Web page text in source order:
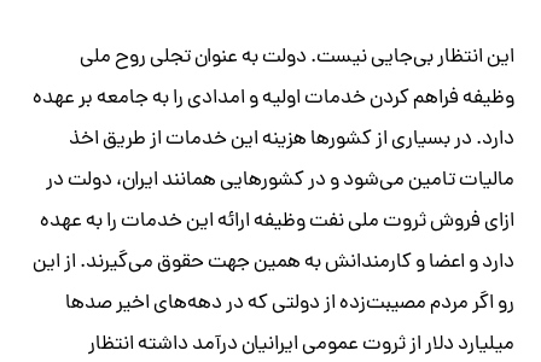
این انتظار بی‌جایی نیست. دولت به عنوان تجلی روح ملی
وظیفه فراهم کردن خدمات اولیه و امدادی را به جامعه بر عهده
دارد. در بسیاری از کشورها هزینه این خدمات از طریق اخذ
مالیات تامین می‌شود و در کشورهایی همانند ایران، دولت در
ازای فروش ثروت ملی نفت وظیفه ارائه این خدمات را به عهده
دارد و اعضا و کارمندانش به همین جهت حقوق می‌گیرند. از این
رو اگر مردم مصیبت‌زده از دولتی که در دهه‌های اخیر صدها
میلیارد دلار از ثروت عمومی ایرانیان درآمد داشته انتظار